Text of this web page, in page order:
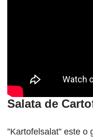
Salata de
”Kartofelsalat” este